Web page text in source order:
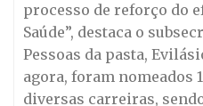
processo de reforço do
Saúde”, destaca o
Pessoas da pasta,
agora, foram nomeados
diversas carreiras,